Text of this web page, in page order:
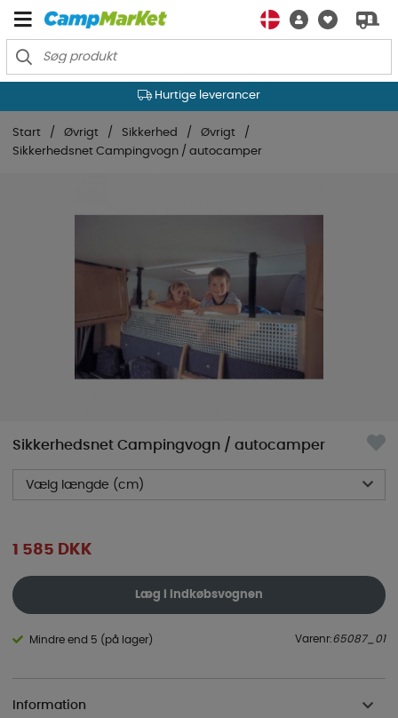
Hurtige leverancer
Start Øvrigt Sikkerhed
Øvrigt
Sikkerhedsnet Campingvogn / autocamper
Sikkerhedsnet Campingvogn / autocamper
Vælg længde (cm)
1 585 DKK
Læg i indkøbsvognen
Mindre end 5 (på lager) Varenr:65087_01
Information